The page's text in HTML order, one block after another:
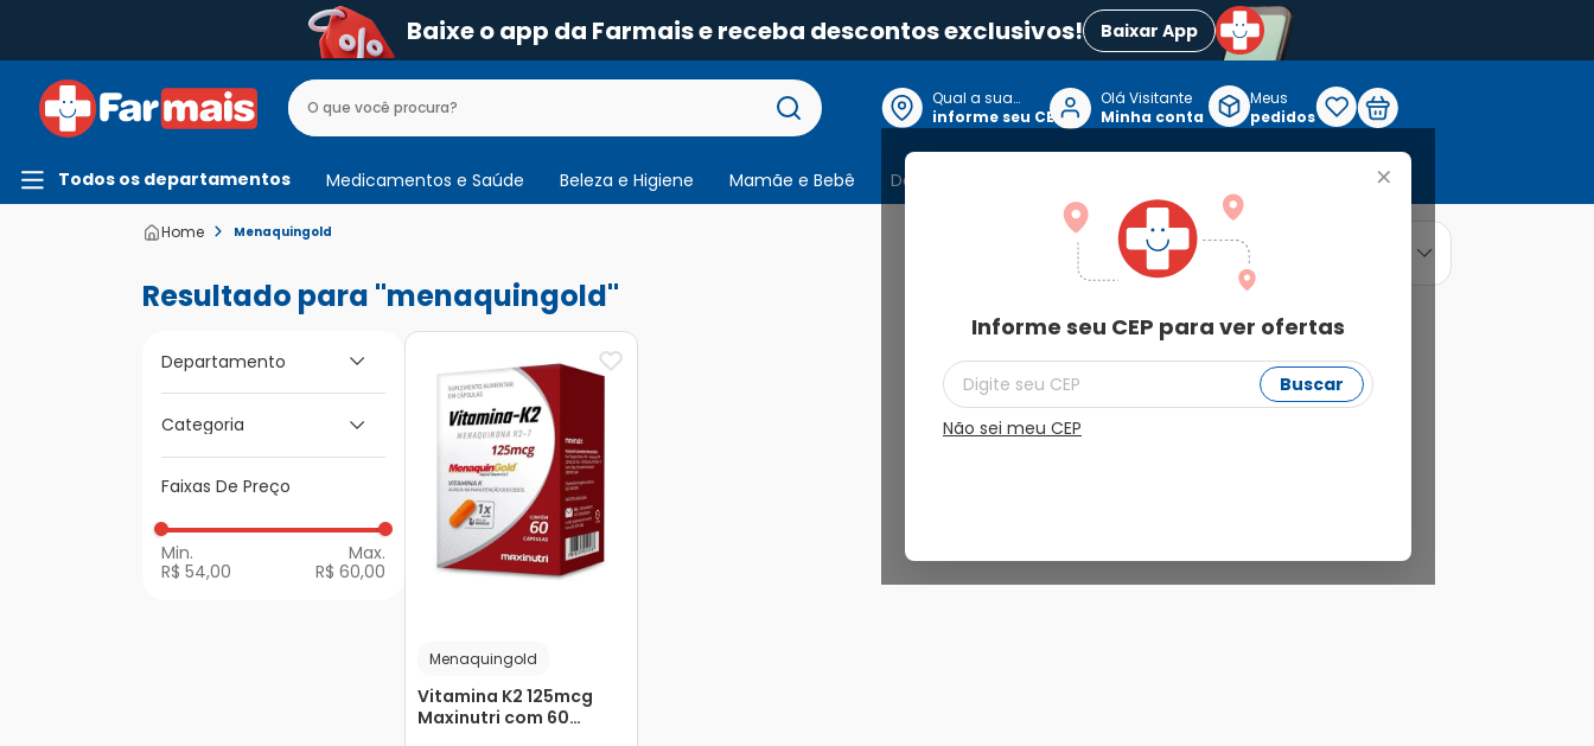
Baixe o app da Farmais e receba descontos exclusivos! Baixar App
Qual a sua
localização?
informe seu CEP
+
Informe seu CEP para ver ofertas
Buscar
Não sei meu CEP
Olá Visitante
Minha conta
Meus
pedidos
Todos os departamentos Medicamentos e Saúde Beleza e Higiene Mamãe e Bebê Dermocosmeticos
Menaquingold
menaquingold
Departamento
Fitness e Vida
Saudável
Categoria
Vitaminas e Nutrição
Faixas De Preço
R$ 54,00 R$ 60,00
ordenar por
Menaquingold
Vitamina K2 125mcg
Maxinutri com 60